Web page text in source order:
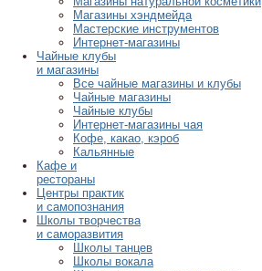
Магазины хэндмейда
Мастерские инструментов
Интернет-магазины
Чайные клубы
и магазины
Все чайные магазины и клубы
Чайные магазины
Чайные клубы
Интернет-магазины чая
Кофе, какао, кэроб
Кальянные
Кафе и
рестораны
Центры практик
и самопознания
Школы творчества
и саморазвития
Школы танцев
Школы вокала